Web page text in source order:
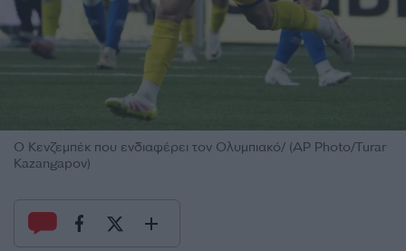
Ο Κενζεμπέκ που ενδιαφέρει τον Ολυμπιακό/ (AP Photo/Turar
Kazangapov)